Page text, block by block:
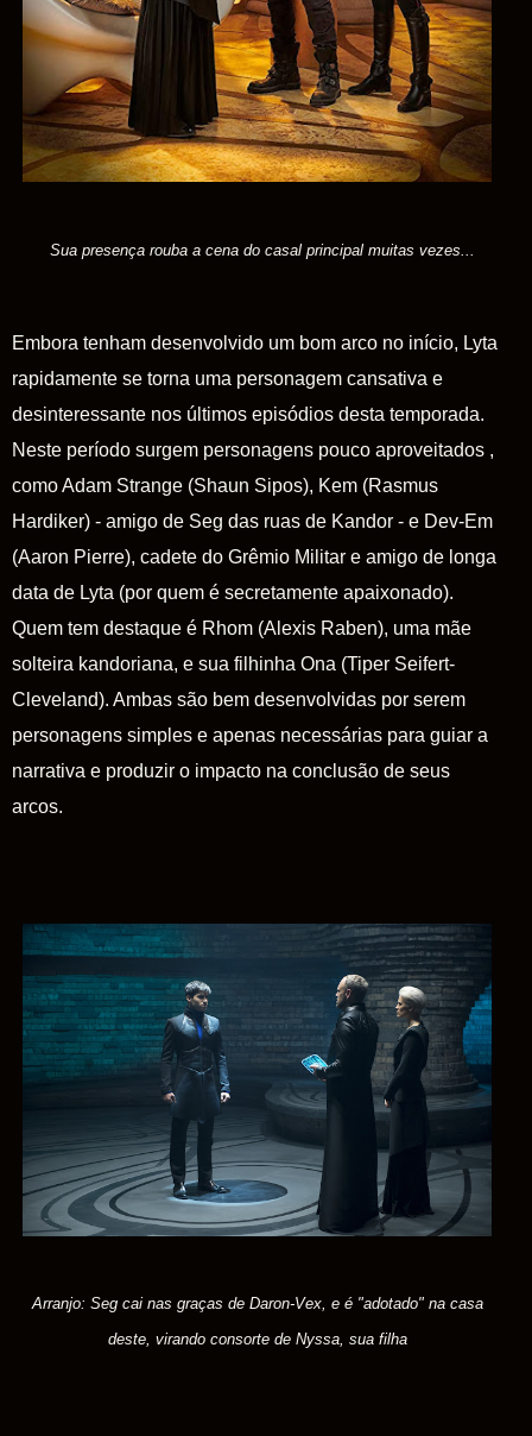
Sua presença rouba a cena do casal principal muitas vezes...
Embora tenham desenvolvido um bom arco no início, Lyta
rapidamente se torna uma personagem cansativa e
desinteressante nos últimos episódios desta temporada.
Neste período surgem personagens pouco aproveitados ,
comoAdam Strange (Shaun Sipos), Kem (Rasmus
Hardiker) - amigo de Seg das ruas de Kandor - e Dev-Em
(Aaron Pierre), cadete do Grêmio Militar e amigo de longa
data de Lyta (por quem é secretamente apaixonado).
Quem tem destaque é Rhom (Alexis Raben), uma mãe
solteira kandoriana, e sua filhinha Ona (Tiper Seifert-
Cleveland). Ambas são bem desenvolvidas por serem
personagens simples e apenas necessárias para guiar a
narrativa e produzir o impacto na conclusão de seus
arcos.
Arranjo: Seg cai nas graças de Daron-Vex, e é "adotado" na casa
deste, virando consorte de Nyssa, sua filha